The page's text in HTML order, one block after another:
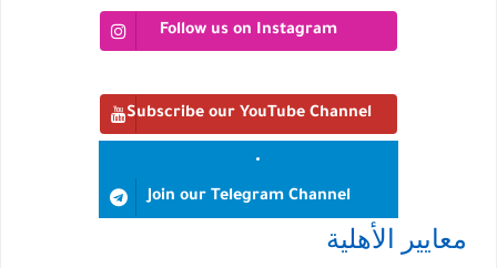
Follow us on Instagram
Subscribe our YouTube Channel
Join our Telegram Channel
معايير الأهلية